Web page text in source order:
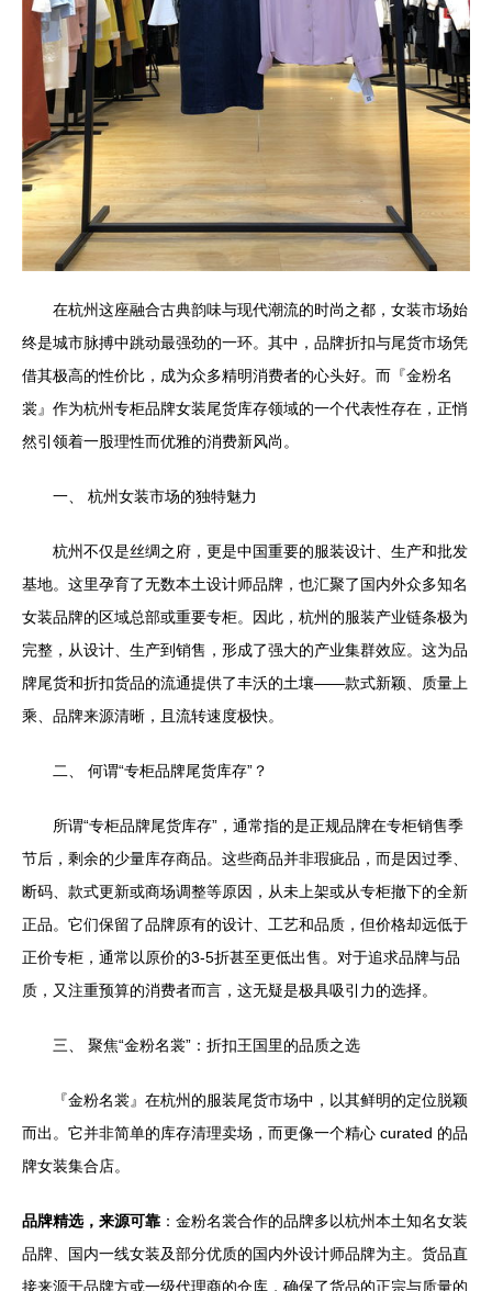
在杭州这座融合古典韵味与现代潮流的时尚之都，女装市场始
终是城市脉搏中跳动最强劲的一环。其中，品牌折扣与尾货市场凭
借其极高的性价比，成为众多精明消费者的心头好。而『金粉名
裳』作为杭州专柜品牌女装尾货库存领域的一个代表性存在，正悄
然引领着一股理性而优雅的消费新风尚。
一、 杭州女装市场的独特魅力
杭州不仅是丝绸之府，更是中国重要的服装设计、生产和批发
基地。这里孕育了无数本土设计师品牌，也汇聚了国内外众多知名
女装品牌的区域总部或重要专柜。因此，杭州的服装产业链条极为
完整，从设计、生产到销售，形成了强大的产业集群效应。这为品
牌尾货和折扣货品的流通提供了丰沃的土壤——款式新颖、质量上
乘、品牌来源清晰，且流转速度极快。
二、 何谓“专柜品牌尾货库存”？
所谓“专柜品牌尾货库存”，通常指的是正规品牌在专柜销售季
节后，剩余的少量库存商品。这些商品并非瑕疵品，而是因过季、
断码、款式更新或商场调整等原因，从未上架或从专柜撤下的全新
正品。它们保留了品牌原有的设计、工艺和品质，但价格却远低于
正价专柜，通常以原价的3-5折甚至更低出售。对于追求品牌与品
质，又注重预算的消费者而言，这无疑是极具吸引力的选择。
三、 聚焦“金粉名裳”：折扣王国里的品质之选
『金粉名裳』在杭州的服装尾货市场中，以其鲜明的定位脱颖
而出。它并非简单的库存清理卖场，而更像一个精心 curated 的品
牌女装集合店。
品牌精选，来源可靠 ：金粉名裳合作的品牌多以杭州本土知名女装
品牌、国内一线女装及部分优质的国内外设计师品牌为主。货品直
接来源于品牌方或一级代理商的仓库，确保了货品的正宗与质量的